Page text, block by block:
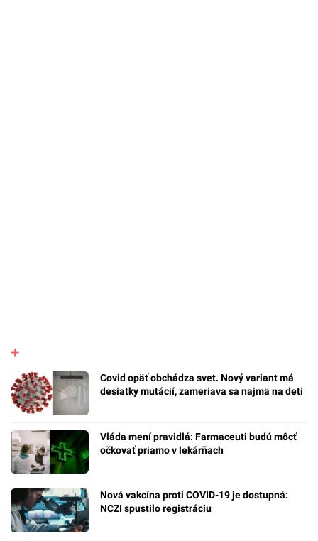
Covid opäť obchádza svet. Nový variant má
desiatky mutácií, zameriava sa najmä na deti
Vláda mení pravidlá: Farmaceuti budú môcť
očkovať priamo v lekárňach
Nová vakcína proti COVID-19 je dostupná:
NCZI spustilo registráciu